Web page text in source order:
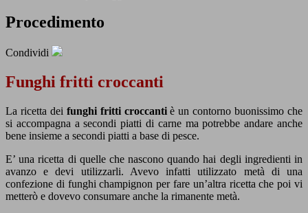
Procedimento
Condividi
Funghi fritti croccanti
La ricetta dei funghi fritti croccantiè un contorno buonissimo che
si accompagna a secondi piatti di carne ma potrebbe andare anche
bene insieme a secondi piatti a base di pesce.
E’ una ricetta di quelle che nascono quando hai degli ingredienti in
avanzo e devi utilizzarli. Avevo infatti utilizzato metà di una
confezione di funghi champignon per fare un’altra ricetta che poi vi
metterò e dovevo consumare anche la rimanente metà.